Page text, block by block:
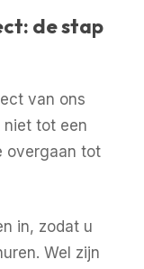
de stap
van ons
niet tot een
overgaan tot
in, zodat u
Wel zijn